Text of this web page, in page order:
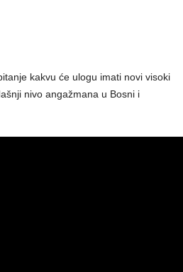
kakvu će ulogu imati novi visoki
nivo angažmana u Bosni i